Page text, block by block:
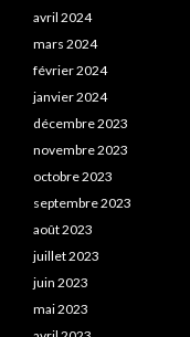
avril 2024
mars 2024
février 2024
janvier 2024
décembre 2023
novembre 2023
octobre 2023
septembre 2023
août 2023
juillet 2023
juin 2023
mai 2023